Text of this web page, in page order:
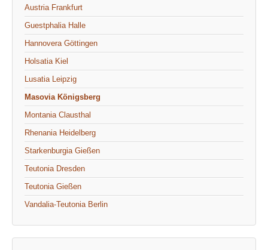
Austria Frankfurt
Guestphalia Halle
Hannovera Göttingen
Holsatia Kiel
Lusatia Leipzig
Masovia Königsberg
Montania Clausthal
Rhenania Heidelberg
Starkenburgia Gießen
Teutonia Dresden
Teutonia Gießen
Vandalia-Teutonia Berlin